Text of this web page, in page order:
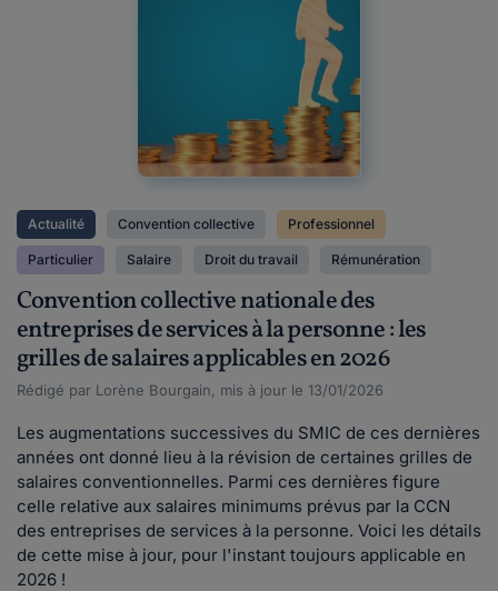
Actualité Convention collective Professionnel
Particulier Salaire Droit du travail Rémunération
Convention collective nationale des
entreprises de services à la personne : les
grilles de salaires applicables en 2026
Rédigé par Lorène Bourgain, mis à jour le 13/01/2026
Les augmentations successives du SMIC de ces dernières
années ont donné lieu à la révision de certaines grilles de
salaires conventionnelles. Parmi ces dernières figure
celle relative aux salaires minimums prévus par la CCN
des entreprises de services à la personne. Voici les détails
de cette mise à jour, pour l'instant toujours applicable en
2026 !